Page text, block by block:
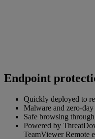
Endpoint
Quickly deployed to
Malware and zero-
Safe browsing
Powered by
TeamViewer Remote